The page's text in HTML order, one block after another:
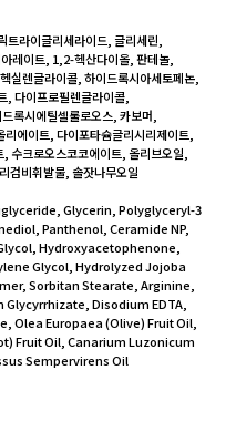
라이글리세라이드, 글리세린,
레이트, 1,2-헥산다이올, 판테놀,
실렌글라이콜, 하이드록시아세토페논,
, 다이프로필렌글라이콜,
록시에틸셀룰로오스, 카보머,
에이트, 다이포타슘글리시리제이트,
수크로오스코코에이트, 올리브오일,
검비휘발물, 솔잣나무오일
Glycerin, Polyglyceryl-3
Panthenol, Ceramide NP,
Hydroxyacetophenone,
Glycol, Hydrolyzed Jojoba
Sorbitan Stearate, Arginine,
Disodium EDTA,
Olea Europaea (Olive) Fruit Oil,
Fruit Oil, Canarium Luzonicum
Sempervirens Oil